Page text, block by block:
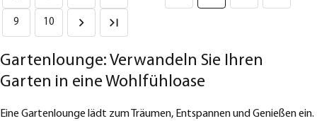
9 10
Gartenlounge: Verwandeln Sie Ihren
Garten in eine Wohlfühloase
Eine Gartenlounge lädt zum Träumen, Entspannen und Genießen ein.